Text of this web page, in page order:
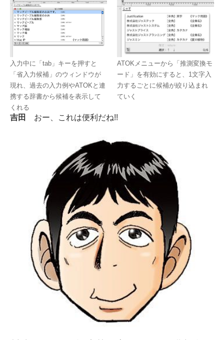
入力中に「tab」キーを押すと
「省入力候補」のウィンドウが
現れ、過去の入力例やATOKと連
携する辞書から候補を表示して
くれる
ATOKメニューから「推測変換モ
ード」を有効にすると、1文字入
力するごとに候補が絞り込まれ
ていく
吉田 おー、これは便利だね!!